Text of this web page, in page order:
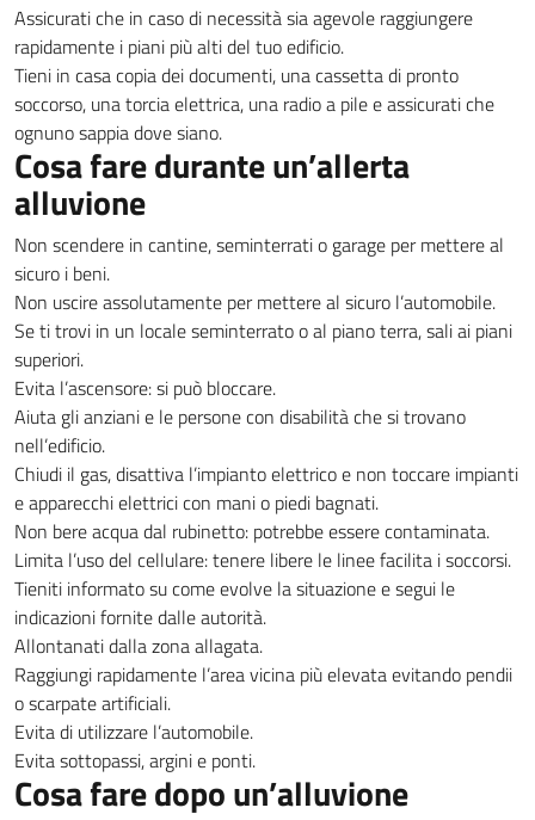
Assicurati che in caso di necessità sia agevole raggiungere
rapidamente i piani più alti del tuo edificio.
Tieni in casa copia dei documenti, una cassetta di pronto
soccorso, una torcia elettrica, una radio a pile e assicurati che
ognuno sappia dove siano.
Cosa fare durante un’allerta
alluvione
Non scendere in cantine, seminterrati o garage per mettere al
sicuro i beni.
Non uscire assolutamente per mettere al sicuro l’automobile.
Se ti trovi in un locale seminterrato o al piano terra, sali ai piani
superiori.
Evita l’ascensore: si può bloccare.
Aiuta gli anziani e le persone con disabilità che si trovano
nell’edificio.
Chiudi il gas, disattiva l’impianto elettrico e non toccare impianti
e apparecchi elettrici con mani o piedi bagnati.
Non bere acqua dal rubinetto: potrebbe essere contaminata.
Limita l’uso del cellulare: tenere libere le linee facilita i soccorsi.
Tieniti informato su come evolve la situazione e segui le
indicazioni fornite dalle autorità.
Allontanati dalla zona allagata.
Raggiungi rapidamente l’area vicina più elevata evitando pendii
o scarpate artificiali.
Evita di utilizzare l’automobile.
Evita sottopassi, argini e ponti.
Cosa fare dopo un’alluvione